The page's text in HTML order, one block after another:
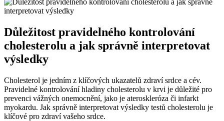
Důležitost pravidelného kontrolování
cholesterolu a jak správně interpretovat
výsledky
Cholesterol je jedním z klíčových ukazatelů zdraví srdce a cév.
Pravidelné kontrolování hladiny cholesterolu v krvi je důležité pro
prevenci vážných onemocnění, jako je ateroskleróza či infarkt
myokardu. Jak správně interpretovat výsledky testů cholesterolu je
klíčové pro zdraví vašeho srdce.